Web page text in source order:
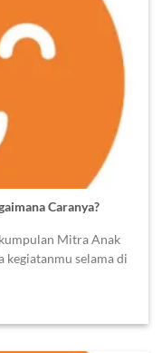
Caranya?
Mitra Anak
kegiatanmu selama di